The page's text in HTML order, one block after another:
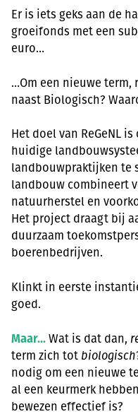
Er is iets geks aan de
groeifonds met een
euro…
…Om een nieuwe
naast Biologisch?
Het doel van ReGeNL
huidige
landbouwpraktijken te
landbouw combineert
natuurherstel en
Het project draagt bij
duurzaam
boerenbedrijven.
Klinkt in eerste
goed.
Maar…Wat is dat dan,
term zich tot biologisch
nodig om een nieuwe
al een keurmerk
bewezen effectief is?